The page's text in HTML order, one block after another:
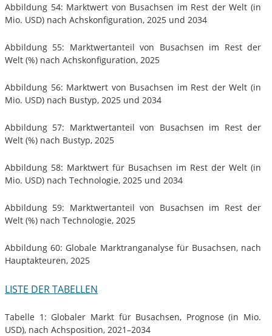
Abbildung 54: Marktwert von Busachsen im Rest der Welt (in
Mio. USD) nach Achskonfiguration, 2025 und 2034
Abbildung 55: Marktwertanteil von Busachsen im Rest der
Welt (%) nach Achskonfiguration, 2025
Abbildung 56: Marktwert von Busachsen im Rest der Welt (in
Mio. USD) nach Bustyp, 2025 und 2034
Abbildung 57: Marktwertanteil von Busachsen im Rest der
Welt (%) nach Bustyp, 2025
Abbildung 58: Marktwert für Busachsen im Rest der Welt (in
Mio. USD) nach Technologie, 2025 und 2034
Abbildung 59: Marktwertanteil von Busachsen im Rest der
Welt (%) nach Technologie, 2025
Abbildung 60: Globale Marktranganalyse für Busachsen, nach
Hauptakteuren, 2025
LISTE DER TABELLEN
Tabelle 1: Globaler Markt für Busachsen, Prognose (in Mio.
USD), nach Achsposition, 2021–2034